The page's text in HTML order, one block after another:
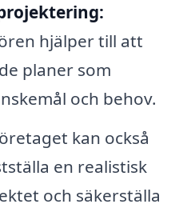
hjälper till att
planer som
och behov.
kan också
en realistisk
och säkerställa